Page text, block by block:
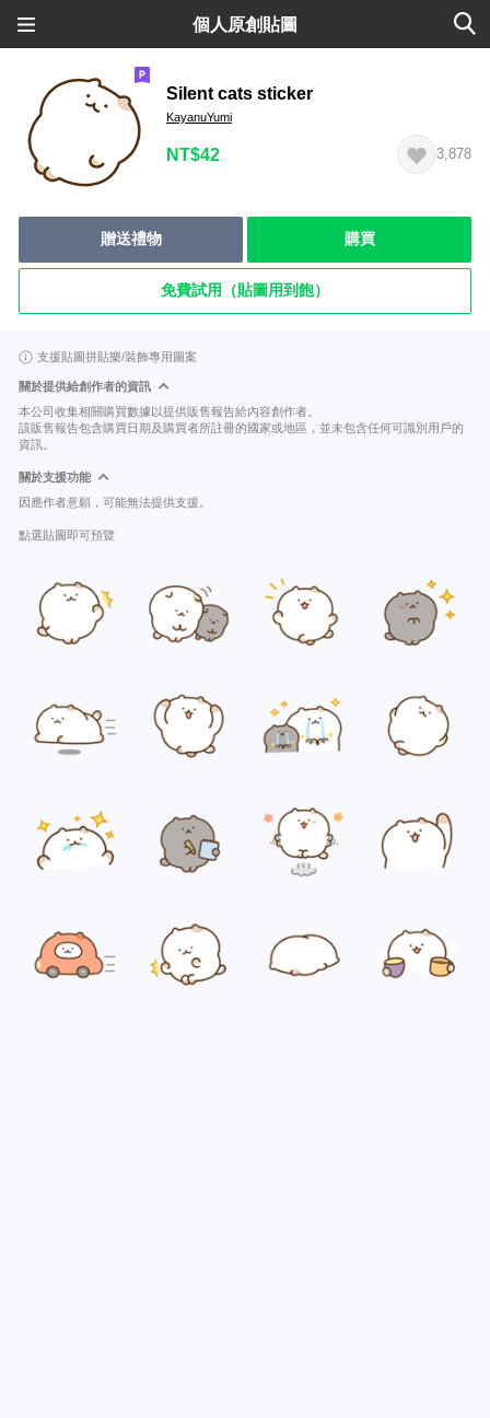
個人原創貼圖
Silent cats sticker
KayanuYumi
NT$42 3,878
贈送禮物 購買
免費試用（貼圖用到飽）
支援貼圖拼貼樂/裝飾專用圖案
關於提供給創作者的資訊
本公司收集相關購買數據以提供販售報告給內容創作者。
該販售報告包含購買日期及購買者所註冊的國家或地區，並未包含任何可識別用戶的
資訊。
關於支援功能
因應作者意願，可能無法提供支援。
點選貼圖即可預覽